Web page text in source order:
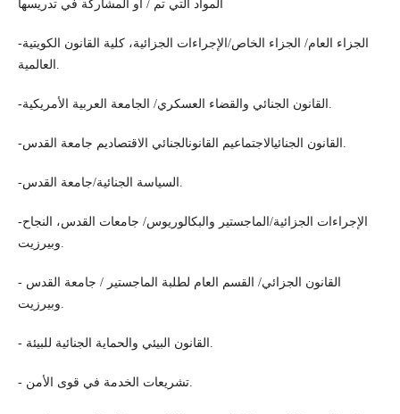
المواد التي تم / أو المشاركة في تدريسها
-الجزاء العام/ الجزاء الخاص/الإجراءات الجزائية، كلية القانون الكويتية
العالمية.
-القانون الجنائي والقضاء العسكري/ الجامعة العربية الأمريكية.
-القانون الجنائيالاجتماعيم القانونالجنائي الاقتصاديم جامعة القدس.
-السياسة الجنائية/جامعة القدس.
-الإجراءات الجزائية/الماجستير والبكالوريوس/ جامعات القدس، النجاح
وبيرزيت.
- القانون الجزائي/ القسم العام لطلبة الماجستير / جامعة القدس
وبيرزيت.
- القانون البيئي والحماية الجنائية للبيئة.
- تشريعات الخدمة في قوى الأمن.